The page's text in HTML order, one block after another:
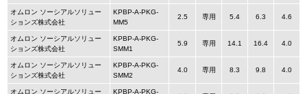
オムロン ソーシアルソリュー
ションズ株式会社
KPBP-A-PKG-
MM5
2.5 専用 5.4 6.3 4.6
オムロン ソーシアルソリュー
ションズ株式会社
KPBP-A-PKG-
SMM1
5.9 専用 14.1 16.4 4.0
オムロン ソーシアルソリュー
ションズ株式会社
KPBP-A-PKG-
SMM2
4.0 専用 8.3 9.8 4.0
オムロン ソーシアルソリュー
KPBP-A-PKG-